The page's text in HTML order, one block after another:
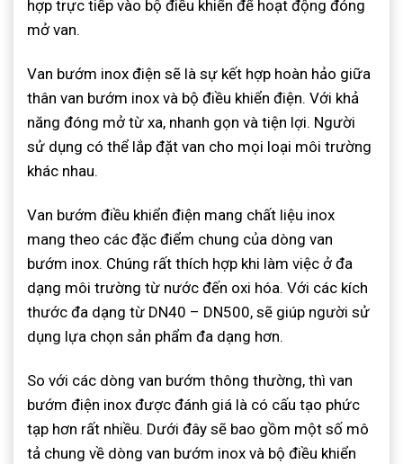
hợp trực tiếp vào bộ điều khiển để hoạt động đóng
mở van.
Van bướm inox điện sẽ là sự kết hợp hoàn hảo giữa
thân van bướm inox và bộ điều khiển điện. Với khả
năng đóng mở từ xa, nhanh gọn và tiện lợi. Người
sử dụng có thể lắp đặt van cho mọi loại môi trường
khác nhau.
Van bướm điều khiển điện mang chất liệu inox
mang theo các đặc điểm chung của dòng van
bướm inox. Chúng rất thích hợp khi làm việc ở đa
dạng môi trường từ nước đến oxi hóa. Với các kích
thước đa dạng từ DN40 – DN500, sẽ giúp người sử
dụng lựa chọn sản phẩm đa dạng hơn.
So với các dòng van bướm thông thường, thì van
bướm điện inox được đánh giá là có cấu tạo phức
tạp hơn rất nhiều. Dưới đây sẽ bao gồm một số mô
tả chung về dòng van bướm inox và bộ điều khiển